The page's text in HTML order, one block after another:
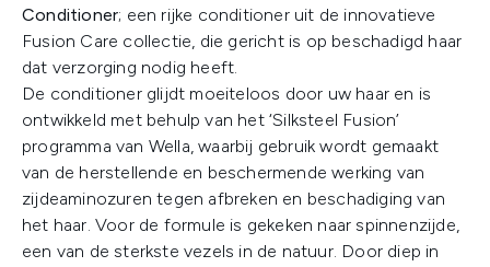
Conditioner; een rijke conditioner uit de innovatieve
Fusion Care collectie, die gericht is op beschadigd haar
dat verzorging nodig heeft.
De conditioner glijdt moeiteloos door uw haar en is
ontwikkeld met behulp van het ‘Silksteel Fusion’
programma van Wella, waarbij gebruik wordt gemaakt
van de herstellende en beschermende werking van
zijdeaminozuren tegen afbreken en beschadiging van
het haar. Voor de formule is gekeken naar spinnenzijde,
een van de sterkste vezels in de natuur. Door diep in